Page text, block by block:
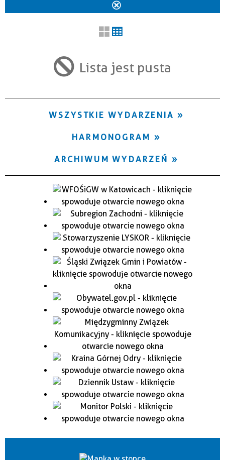
Trwające w zakresie
filtr
Lista jest pusta
WSZYSTKIE WYDARZENIA
HARMONOGRAM
ARCHIWUM WYDARZEŃ